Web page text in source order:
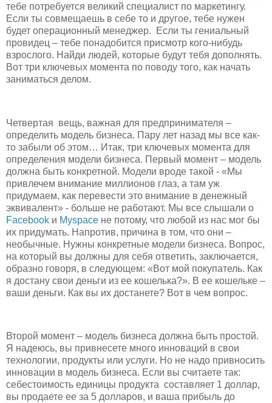
тебе потребуется великий специалист по маркетингу.
Если ты совмещаешь в себе то и другое, тебе нужен
будет операционный менеджер. Если ты гениальный
провидец – тебе понадобится присмотр кого-нибудь
взрослого. Найди людей, которые будут тебя дополнять.
Вот три ключевых момента по поводу того, как начать
заниматься делом.
Четвертая вещь, важная для предпринимателя –
определить модель бизнеса. Пару лет назад мы все как-
то забыли об этом… Итак, три ключевых момента для
определения модели бизнеса. Первый момент – модель
должна быть конкретной. Модели вроде такой - «Мы
привлечем внимание миллионов глаз, а там уж
придумаем, как перевести это внимание в денежный
эквивалент» - больше не работают. Мы все слышали о
Facebook и Myspace не потому, что любой из нас мог бы
их придумать. Напротив, причина в том, что они –
необычные. Нужны конкретные модели бизнеса. Вопрос,
на который вы должны для себя ответить, заключается,
образно говоря, в следующем: «Вот мой покупатель. Как
я достану свои деньги из ее кошелька?». В ее кошельке –
ваши деньги. Как вы их достанете? Вот в чем вопрос.
Второй момент – модель бизнеса должна быть простой.
Я надеюсь, вы привнесете много инноваций в свои
технологии, продукты или услуги. Но не надо привносить
инновации в модель бизнеса. Если вы считаете так:
себестоимость единицы продукта составляет 1 доллар,
вы продаете ее за 5 долларов, и ваша прибыль до